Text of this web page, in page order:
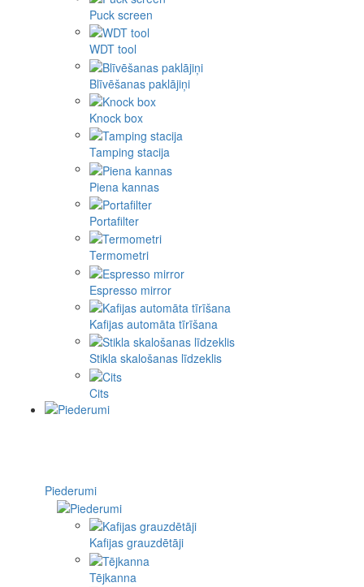
Puck screen
WDT tool
Blīvēšanas paklājiņi
Knock box
Tamping stacija
Piena kannas
Portafilter
Termometri
Espresso mirror
Kafijas automāta tīrīšana
Stikla skalošanas līdzeklis
Cits
Piederumi
Kafijas grauzdētāji
Tējkanna